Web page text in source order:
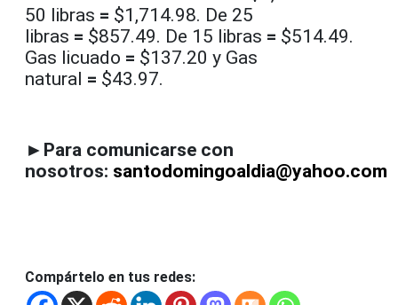
50 libras = $1,714.98. De 25
libras = $857.49. De 15 libras = $514.49.
Gas licuado = $137.20 y Gas
natural = $43.97.
►Para comunicarse con
nosotros: santodomingoaldia@yahoo.com
Compártelo en tus redes: